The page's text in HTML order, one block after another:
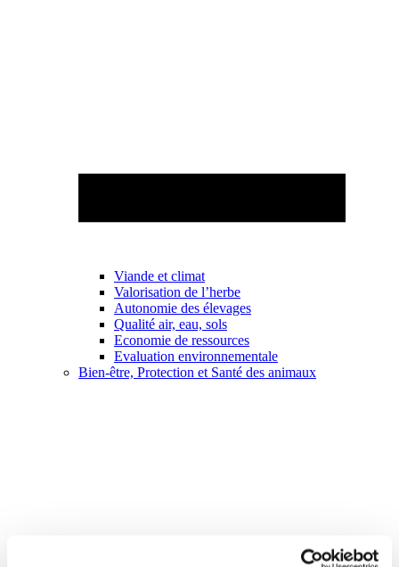
Viande et climat
Valorisation de l’herbe
Autonomie des élevages
Qualité air, eau, sols
Economie de ressources
Evaluation environnementale
Bien-être, Protection et Santé des animaux